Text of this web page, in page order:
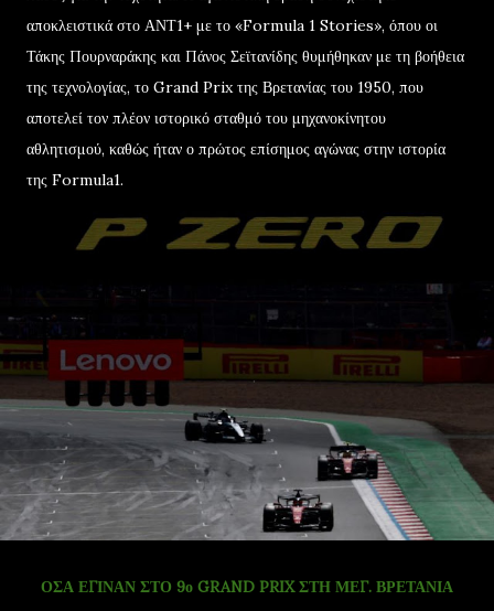
αποκλειστικά στο ΑΝΤ1+ με το «Formula 1 Stories», όπου οι
Τάκης Πουρναράκης και Πάνος Σεϊτανίδης θυμήθηκαν με τη βοήθεια
της τεχνολογίας, το Grand Prix της Βρετανίας του 1950, που
αποτελεί τον πλέον ιστορικό σταθμό του μηχανοκίνητου
αθλητισμού, καθώς ήταν ο πρώτος επίσημος αγώνας στην ιστορία
της Formula1.
ΟΣΑ ΕΓΙΝΑΝ ΣΤΟ 9ο GRAND PRIX ΣΤΗ ΜΕΓ. ΒΡΕΤΑΝΙΑ